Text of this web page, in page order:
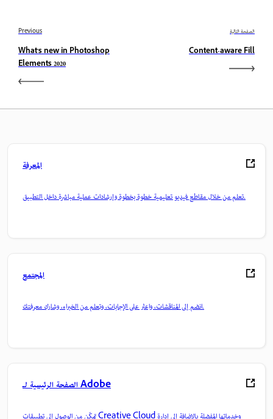
Previous
What's new in Photoshop
Elements 2020
الصفحة التالية
Content-aware Fill
المعرفة
تعلم من خلال مقاطع فيديو تعليمية خطوة بخطوة وإرشادات عملية مباشرة داخل التطبيق.
المجتمع
انضم إلى المناقشات، واعثر على الإجابات، وتعلم من الخبراء، وشارك معرفتك.
الصفحة الرئيسية لـ Adobe